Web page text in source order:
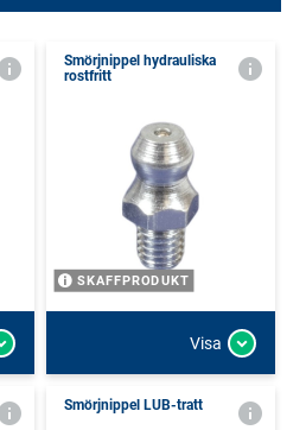
Smörjnippel hydrauliska
rostfritt
SKAFFPRODUKT
Visa
Smörjnippel LUB-tratt